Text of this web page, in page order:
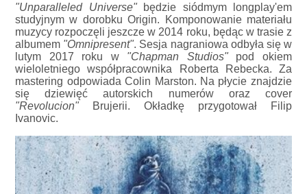
"Unparalleled Universe"będzie siódmym longplay'em
studyjnym w dorobku Origin. Komponowanie materiału
muzycy rozpoczęli jeszcze w 2014 roku, będąc w trasie z
albumem "Omnipresent". Sesja nagraniowa odbyła się w
lutym 2017 roku w "Chapman Studios"pod okiem
wieloletniego współpracownika Roberta Rebecka. Za
mastering odpowiada Colin Marston. Na płycie znajdzie
się dziewięć autorskich numerów oraz cover
"Revolucion"Brujerii. Okładkę przygotował Filip
Ivanovic.